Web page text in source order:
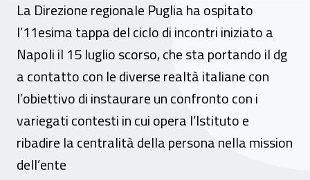
La Direzione regionale Puglia ha ospitato
l’11esima tappa del ciclo di incontri iniziato a
Napoli il 15 luglio scorso, che sta portando il dg
a contatto con le diverse realtà italiane con
l’obiettivo di instaurare un confronto con i
variegati contesti in cui opera l’Istituto e
ribadire la centralità della persona nella mission
dell’ente